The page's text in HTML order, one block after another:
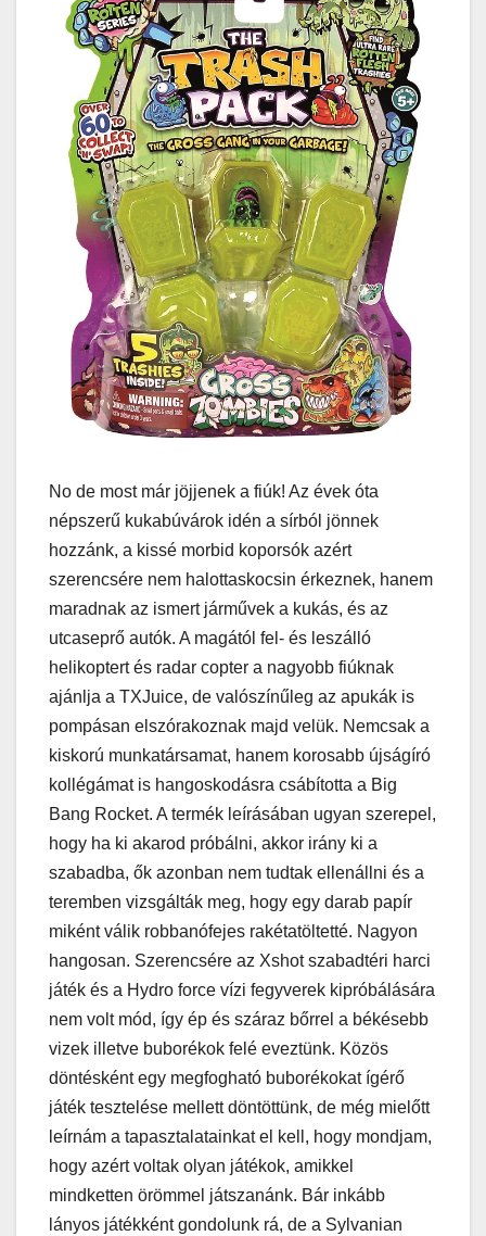
No de most már jöjjenek a fiúk! Az évek óta
népszerű kukabúvárok idén a sírból jönnek
hozzánk, a kissé morbid koporsók azért
szerencsére nem halottaskocsin érkeznek, hanem
maradnak az ismert járművek a kukás, és az
utcaseprő autók. A magától fel- és leszálló
helikoptert és radar copter a nagyobb fiúknak
ajánlja a TXJuice, de valószínűleg az apukák is
pompásan elszórakoznak majd velük. Nemcsak a
kiskorú munkatársamat, hanem korosabb újságíró
kollégámat is hangoskodásra csábította a Big
Bang Rocket. A termék leírásában ugyan szerepel,
hogy ha ki akarod próbálni, akkor irány ki a
szabadba, ők azonban nem tudtak ellenállni és a
teremben vizsgálták meg, hogy egy darab papír
miként válik robbanófejes rakétatöltetté. Nagyon
hangosan. Szerencsére az Xshot szabadtéri harci
játék és a Hydro force vízi fegyverek kipróbálására
nem volt mód, így ép és száraz bőrrel a békésebb
vizek illetve buborékok felé eveztünk. Közös
döntésként egy megfogható buborékokat ígérő
játék tesztelése mellett döntöttünk, de még mielőtt
leírnám a tapasztalatainkat el kell, hogy mondjam,
hogy azért voltak olyan játékok, amikkel
mindketten örömmel játszanánk. Bár inkább
lányos játékként gondolunk rá, de a Sylvanian